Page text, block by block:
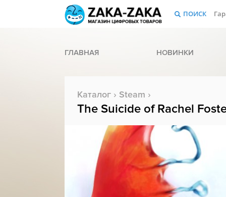
ПОИСК
ГЛАВНАЯ НОВИНКИ
Каталог › Steam ›
The Suicide of Rachel